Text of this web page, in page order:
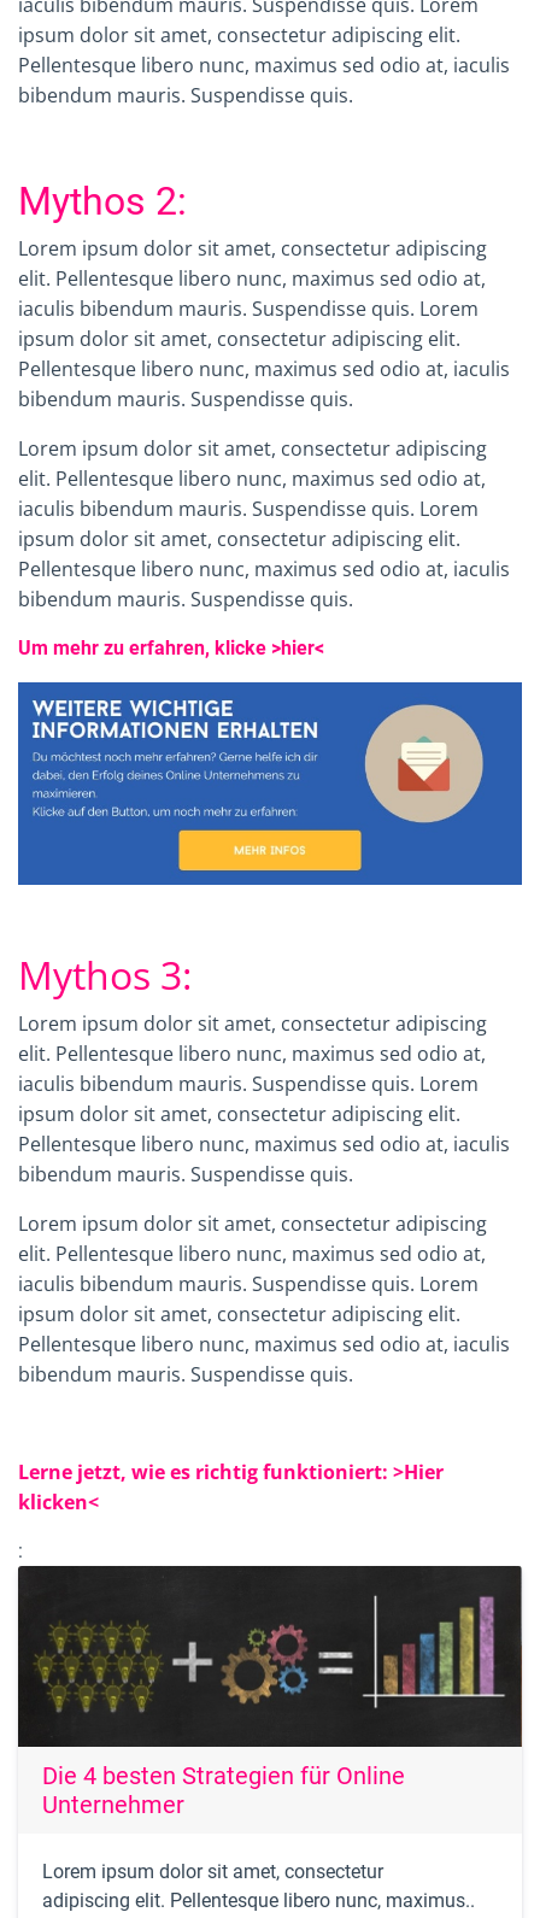
ipsum dolor sit amet, consectetur adipiscing elit.
Pellentesque libero nunc, maximus sed odio at, iaculis
bibendum mauris. Suspendisse quis.
Mythos 2:
Lorem ipsum dolor sit amet, consectetur adipiscing
elit. Pellentesque libero nunc, maximus sed odio at,
iaculis bibendum mauris. Suspendisse quis. Lorem
ipsum dolor sit amet, consectetur adipiscing elit.
Pellentesque libero nunc, maximus sed odio at, iaculis
bibendum mauris. Suspendisse quis.
Lorem ipsum dolor sit amet, consectetur adipiscing
elit. Pellentesque libero nunc, maximus sed odio at,
iaculis bibendum mauris. Suspendisse quis. Lorem
ipsum dolor sit amet, consectetur adipiscing elit.
Pellentesque libero nunc, maximus sed odio at, iaculis
bibendum mauris. Suspendisse quis.
Um mehr zu erfahren, klicke >hier<
Mythos 3:
Lorem ipsum dolor sit amet, consectetur adipiscing
elit. Pellentesque libero nunc, maximus sed odio at,
iaculis bibendum mauris. Suspendisse quis. Lorem
ipsum dolor sit amet, consectetur adipiscing elit.
Pellentesque libero nunc, maximus sed odio at, iaculis
bibendum mauris. Suspendisse quis.
Lorem ipsum dolor sit amet, consectetur adipiscing
elit. Pellentesque libero nunc, maximus sed odio at,
iaculis bibendum mauris. Suspendisse quis. Lorem
ipsum dolor sit amet, consectetur adipiscing elit.
Pellentesque libero nunc, maximus sed odio at, iaculis
bibendum mauris. Suspendisse quis.
Lerne jetzt, wie es richtig funktioniert: >Hier
klicken<
:
Die 4 besten Strategien für Online
Unternehmer
Lorem ipsum dolor sit amet, consectetur
adipiscing elit. Pellentesque libero nunc, maximus..